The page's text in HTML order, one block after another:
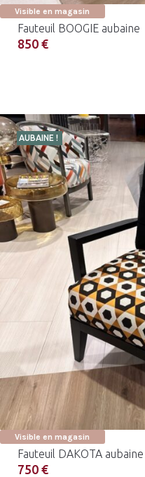
Visible en magasin
Fauteuil BOOGIE aubaine
850 €
AUBAINE !
Visible en magasin
Fauteuil DAKOTA aubaine
750 €